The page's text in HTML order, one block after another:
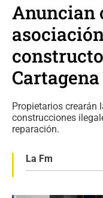
Anuncian
Cartagena
Propietarios crearán
construcciones
reparación.
La Fm